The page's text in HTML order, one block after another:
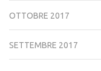
OTTOBRE 2017
SETTEMBRE 2017